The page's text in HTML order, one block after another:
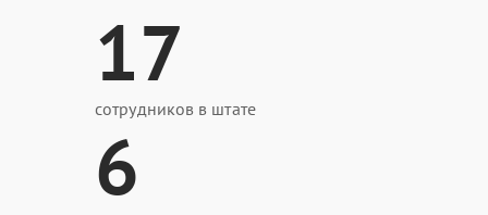
17
сотрудников в штате
6